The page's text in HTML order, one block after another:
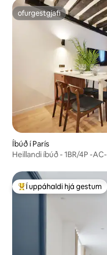
ofurgestgjafi
ofurgestgjafi
Íbúð í París
Heillandi íbúð - 1BR/4P -
Í mestu uppáhaldi hjá
Í uppáhaldi hjá gestum